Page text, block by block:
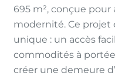
695 m², conçue
modernité. Ce projet
unique : un accès
commodités à
créer une demeure